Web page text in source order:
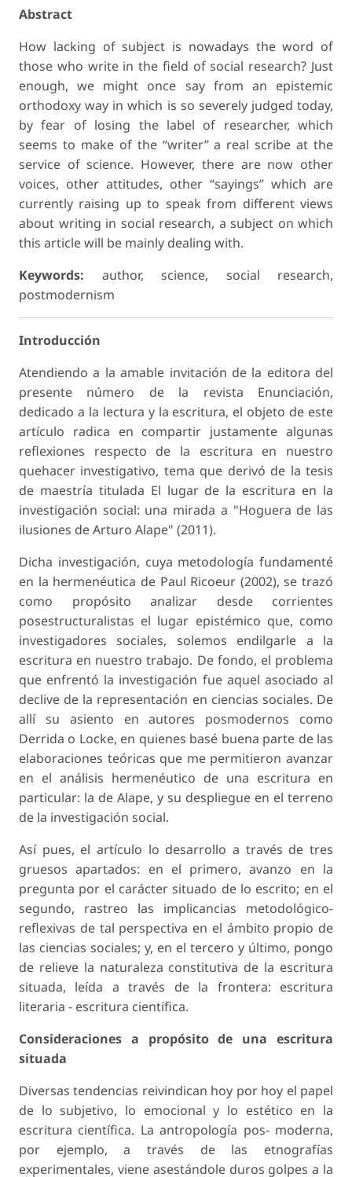
Abstract
How lacking of subject is nowadays the word of
those who write in the field of social research? Just
enough, we might once say from an epistemic
orthodoxy way in which is so severely judged today,
by fear of losing the label of researcher, which
seems to make of the “writer” a real scribe at the
service of science. However, there are now other
voices, other attitudes, other “sayings” which are
currently raising up to speak from different views
about writing in social research, a subject on which
this article will be mainly dealing with.
Keywords: author, science, social research,
postmodernism
Introducción
Atendiendo a la amable invitación de la editora del
presente número de la revista Enunciación,
dedicado a la lectura y la escritura, el objeto de este
artículo radica en compartir justamente algunas
reflexiones respecto de la escritura en nuestro
quehacer investigativo, tema que derivó de la tesis
de maestría titulada El lugar de la escritura en la
investigación social: una mirada a "Hoguera de las
ilusiones de Arturo Alape" (2011).
Dicha investigación, cuya metodología fundamenté
en la hermenéutica de Paul Ricoeur (2002), se trazó
como propósito analizar desde corrientes
posestructuralistas el lugar epistémico que, como
investigadores sociales, solemos endilgarle a la
escritura en nuestro trabajo. De fondo, el problema
que enfrentó la investigación fue aquel asociado al
declive de la representación en ciencias sociales. De
allí su asiento en autores posmodernos como
Derrida o Locke, en quienes basé buena parte de las
elaboraciones teóricas que me permitieron avanzar
en el análisis hermenéutico de una escritura en
particular: la de Alape, y su despliegue en el terreno
de la investigación social.
Así pues, el artículo lo desarrollo a través de tres
gruesos apartados: en el primero, avanzo en la
pregunta por el carácter situado de lo escrito; en el
segundo, rastreo las implicancias metodológico-
reflexivas de tal perspectiva en el ámbito propio de
las ciencias sociales; y, en el tercero y último, pongo
de relieve la naturaleza constitutiva de la escritura
situada, leída a través de la frontera: escritura
literaria - escritura científica.
Consideraciones a propósito de una escritura
situada
Diversas tendencias reivindican hoy por hoy el papel
de lo subjetivo, lo emocional y lo estético en la
escritura científica. La antropología pos- moderna,
por ejemplo, a través de las etnografías
experimentales, viene asestándole duros golpes a la